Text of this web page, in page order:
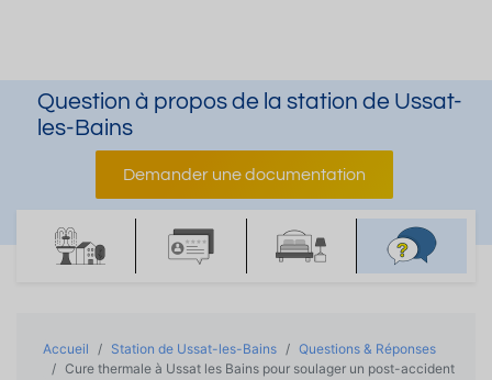
Question à propos de la station de Ussat-
les-Bains
Demander une documentation
Accueil Station de Ussat-les-Bains
Questions & Réponses
Cure thermale à Ussat les Bains pour soulager un post-accident